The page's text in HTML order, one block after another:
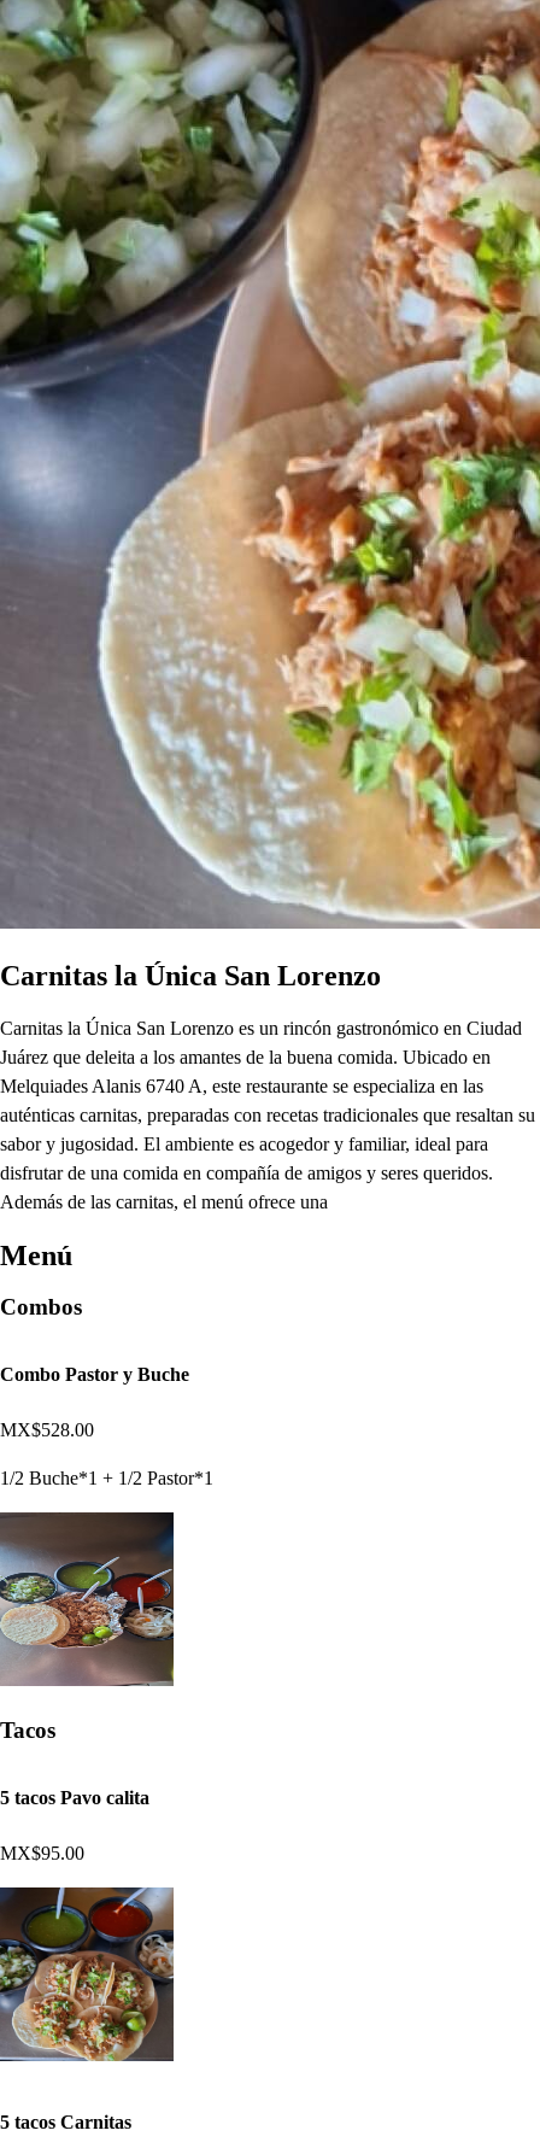
Carnitas la Única San Lorenzo
Carnitas la Única San Lorenzo es un rincón gastronómico en Ciudad
Juárez que deleita a los amantes de la buena comida. Ubicado en
Melquiades Alanis 6740 A, este restaurante se especializa en las
auténticas carnitas, preparadas con recetas tradicionales que resaltan su
sabor y jugosidad. El ambiente es acogedor y familiar, ideal para
disfrutar de una comida en compañía de amigos y seres queridos.
Además de las carnitas, el menú ofrece una
Menú
Combos
Combo Pastor y Buche
MX$528.00
1/2 Buche*1 + 1/2 Pastor*1
Tacos
5 tacos Pavo calita
MX$95.00
5 tacos Carnitas